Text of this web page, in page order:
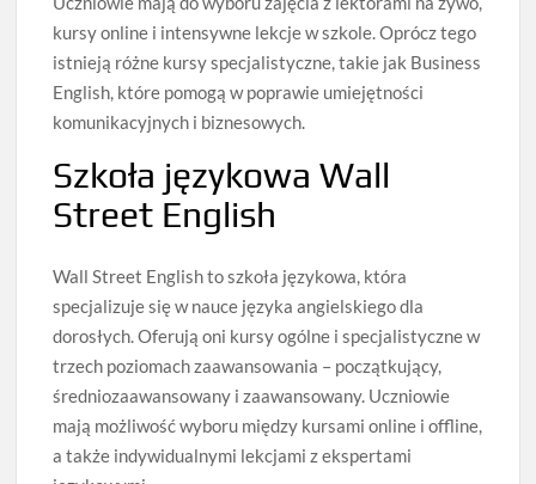
kursy online i intensywne lekcje w szkole. Oprócz tego
istnieją różne kursy specjalistyczne, takie jak Business
English, które pomogą w poprawie umiejętności
komunikacyjnych i biznesowych.
Szkoła językowa Wall
Street English
Wall Street English to szkoła językowa, która
specjalizuje się w nauce języka angielskiego dla
dorosłych. Oferują oni kursy ogólne i specjalistyczne w
trzech poziomach zaawansowania – początkujący,
średniozaawansowany i zaawansowany. Uczniowie
mają możliwość wyboru między kursami online i offline,
a także indywidualnymi lekcjami z ekspertami